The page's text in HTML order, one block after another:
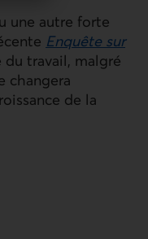
une autre forte
Enquête sur
travail, malgré
changera
de la